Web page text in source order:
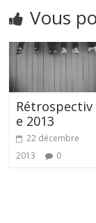
Vous
Rétrospectiv
e 2013
22 décembre
2013
0